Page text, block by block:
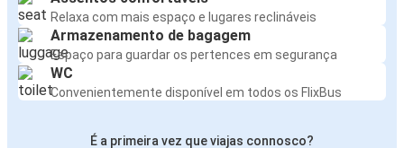
Relaxa com mais espaço e lugares reclináveis
Armazenamento de bagagem
Espaço para guardar os pertences em segurança
WC
Convenientemente disponível em todos os FlixBus
É a primeira vez que viajas connosco?